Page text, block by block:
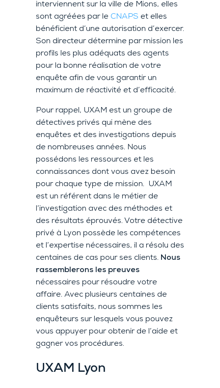
interviennent sur la ville de Mions, elles
sont agréées par le CNAPS et elles
bénéficient d’une autorisation d’exercer.
Son directeur détermine par mission les
profils les plus adéquats des agents
pour la bonne réalisation de votre
enquête afin de vous garantir un
maximum de réactivité et d’efficacité.
Pour rappel, UXAM est un groupe de
détectives privés qui mène des
enquêtes et des investigations depuis
de nombreuses années. Nous
possédons les ressources et les
connaissances dont vous avez besoin
pour chaque type de mission. UXAM
est un référent dans le métier de
l’investigation avec des méthodes et
des résultats éprouvés. Votre détective
privé à Lyon possède les compétences
et l’expertise nécessaires, il a résolu des
centaines de cas pour ses clients. Nous
rassemblerons les preuves
nécessaires pour résoudre votre
affaire. Avec plusieurs centaines de
clients satisfaits, nous sommes les
enquêteurs sur lesquels vous pouvez
vous appuyer pour obtenir de l’aide et
gagner vos procédures.
UXAM Lyon